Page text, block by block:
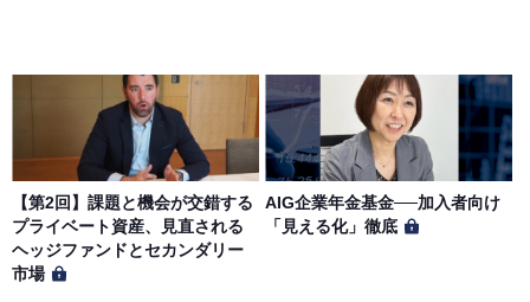
【第2回】課題と機会が交錯する
プライベート資産、見直される
ヘッジファンドとセカンダリー
市場
AIG企業年金基金──加入者向け
「見える化」徹底